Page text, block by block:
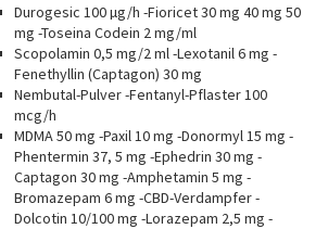
Durogesic 100 µg/h -Fioricet 30 mg 40 mg 50
mg -Toseina Codein 2 mg/ml
Scopolamin 0,5 mg/2 ml -Lexotanil 6 mg -
Fenethyllin (Captagon) 30 mg
Nembutal-Pulver -Fentanyl-Pflaster 100
mcg/h
MDMA 50 mg -Paxil 10 mg -Donormyl 15 mg -
Phentermin 37, 5 mg -Ephedrin 30 mg -
Captagon 30 mg -Amphetamin 5 mg -
Bromazepam 6 mg -CBD-Verdampfer -
Dolcotin 10/100 mg -Lorazepam 2,5 mg -